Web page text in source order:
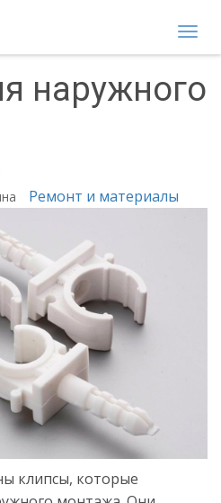
наружного
Ремонт и материалы
клипсы, которые